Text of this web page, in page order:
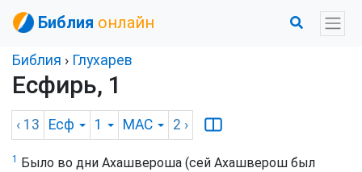
Библия онлайн
Библия › Глухарев
Есфирь, 1
‹ 13 Есф 1 MAC 2 ›
1
Было во дни Ахашвероша (сей Ахашверош был